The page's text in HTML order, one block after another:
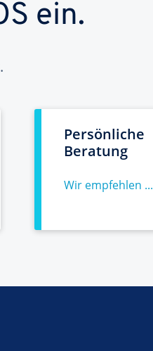
ein.
Persönliche
Beratung
Wir empfehlen ...